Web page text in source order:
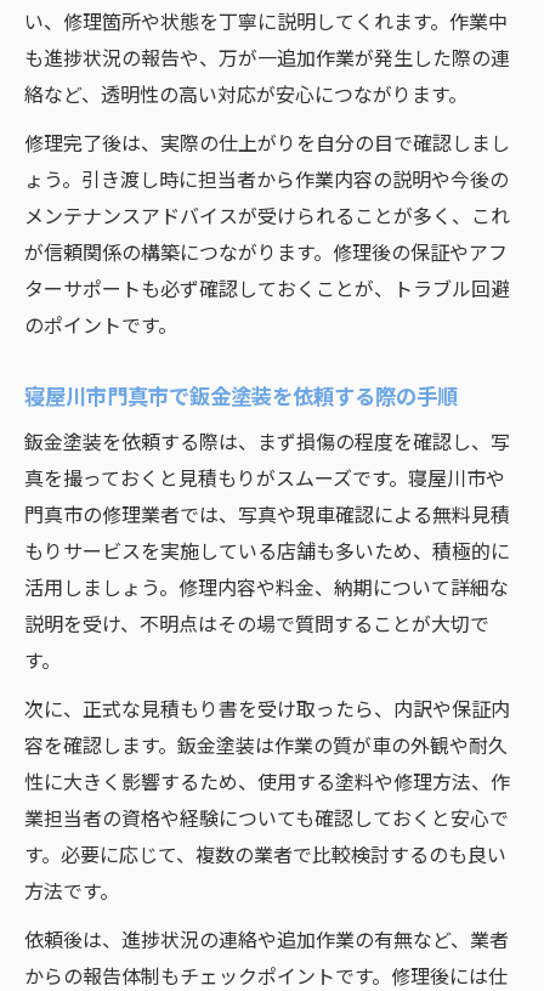
い、修理箇所や状態を丁寧に説明してくれます。作業中
も進捗状況の報告や、万が一追加作業が発生した際の連
絡など、透明性の高い対応が安心につながります。
修理完了後は、実際の仕上がりを自分の目で確認しまし
ょう。引き渡し時に担当者から作業内容の説明や今後の
メンテナンスアドバイスが受けられることが多く、これ
が信頼関係の構築につながります。修理後の保証やアフ
ターサポートも必ず確認しておくことが、トラブル回避
のポイントです。
寝屋川市門真市で鈑金塗装を依頼する際の手順
鈑金塗装を依頼する際は、まず損傷の程度を確認し、写
真を撮っておくと見積もりがスムーズです。寝屋川市や
門真市の修理業者では、写真や現車確認による無料見積
もりサービスを実施している店舗も多いため、積極的に
活用しましょう。修理内容や料金、納期について詳細な
説明を受け、不明点はその場で質問することが大切で
す。
次に、正式な見積もり書を受け取ったら、内訳や保証内
容を確認します。鈑金塗装は作業の質が車の外観や耐久
性に大きく影響するため、使用する塗料や修理方法、作
業担当者の資格や経験についても確認しておくと安心で
す。必要に応じて、複数の業者で比較検討するのも良い
方法です。
依頼後は、進捗状況の連絡や追加作業の有無など、業者
からの報告体制もチェックポイントです。修理後には仕